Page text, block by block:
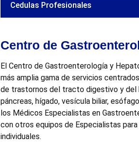
Cedulas Profesionales
Centro de
El Centro de Gastroenterología y
más amplia gama de servicios
de trastornos del tracto digestivo y del
páncreas, hígado, vesícula biliar,
los Médicos Especialistas en
con otros equipos de Especialistas
individuales.